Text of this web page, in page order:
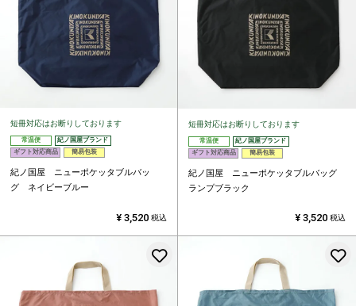
短冊対応はお断りしております
常温便
紀ノ国屋ブランド
ギフト対応商品
簡易包装
紀ノ国屋 ニューポケッタブルバッ
グ ネイビーブルー
¥ 3,520 税込
短冊対応はお断りしております
常温便
紀ノ国屋ブランド
ギフト対応商品
簡易包装
紀ノ国屋 ニューポケッタブルバッグ
ランプブラック
¥ 3,520 税込